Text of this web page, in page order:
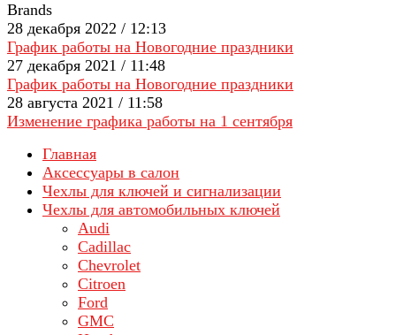
Brands
28 декабря 2022 / 12:13
График работы на Новогодние праздники
27 декабря 2021 / 11:48
График работы на Новогодние праздники
28 августа 2021 / 11:58
Изменение графика работы на 1 сентября
Главная
Аксессуары в салон
Чехлы для ключей и сигнализации
Чехлы для автомобильных ключей
Audi
Cadillac
Chevrolet
Citroen
Ford
GMC